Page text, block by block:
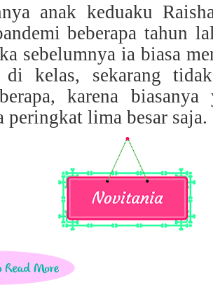
anak keduaku
beberapa tahun
sebelumnya ia biasa
di kelas, sekarang
karena biasanya
peringkat lima besar saja.